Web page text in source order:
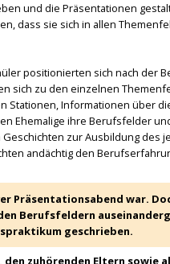
und die Präsentationen
dass sie sich in allen
positionierten sich nach der
sich zu den einzelnen
Stationen, Informationen über
Ehemalige ihre Berufsfelder
zur Ausbildung des
andächtig den
Präsentationsabend war.
Berufsfeldern
geschrieben.
zuhörenden Eltern sowie